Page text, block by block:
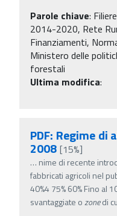
Parole chiave:
2014-2020, Rete
Finanziamenti,
Ministero delle
forestali
Ultima modifica:
PDF: Regime di
2008 [15%]
… nime di recente
fabbricati agricoli nel
40%4 75% 60% Fino al
svantaggiate ozonedi